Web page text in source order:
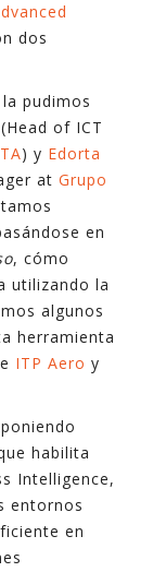
dos
pudimos
(Head of ICT
) y Edorta
at Grupo
en
, cómo
utilizando la
algunos
herramienta
ITP Aero y
habilita
Intelligence,
entornos
en